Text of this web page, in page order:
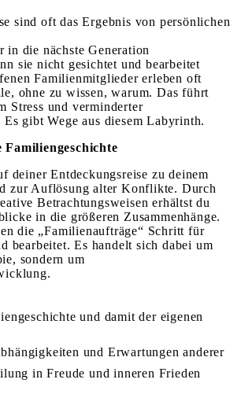
sind oft das Ergebnis von persönlichen
in die nächste Generation
sie nicht gesichtet und bearbeitet
Familienmitglieder erleben oft
ohne zu wissen, warum. Das führt
Stress und verminderter
gibt Wege aus diesem Labyrinth.
deiner Entdeckungsreise zu deinem
zur Auflösung alter Konflikte. Durch
Betrachtungsweisen erhältst du
in die größeren Zusammenhänge.
die „Familienaufträge“ Schritt für
bearbeitet. Es handelt sich dabei um
sondern um
und damit der eigenen
und Erwartungen anderer
in Freude und inneren Frieden